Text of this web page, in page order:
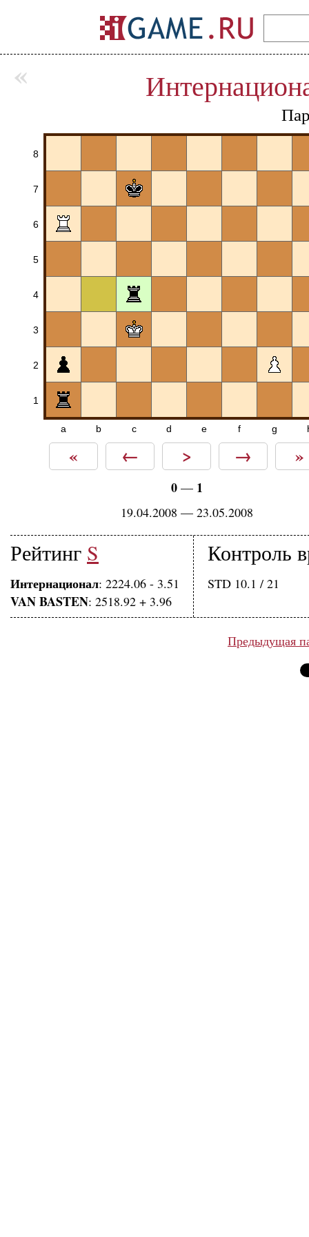
8
7
6
5
4
3
2
1
a b c d e f g
« ← > → »
0— 1
19.04.2008 — 23.05.2008
Рейтинг S
Интернационал: 2224.06 - 3.51
VAN BASTEN: 2518.92 + 3.96
Контроль
STD 10.1 / 21
Предыдущая
«